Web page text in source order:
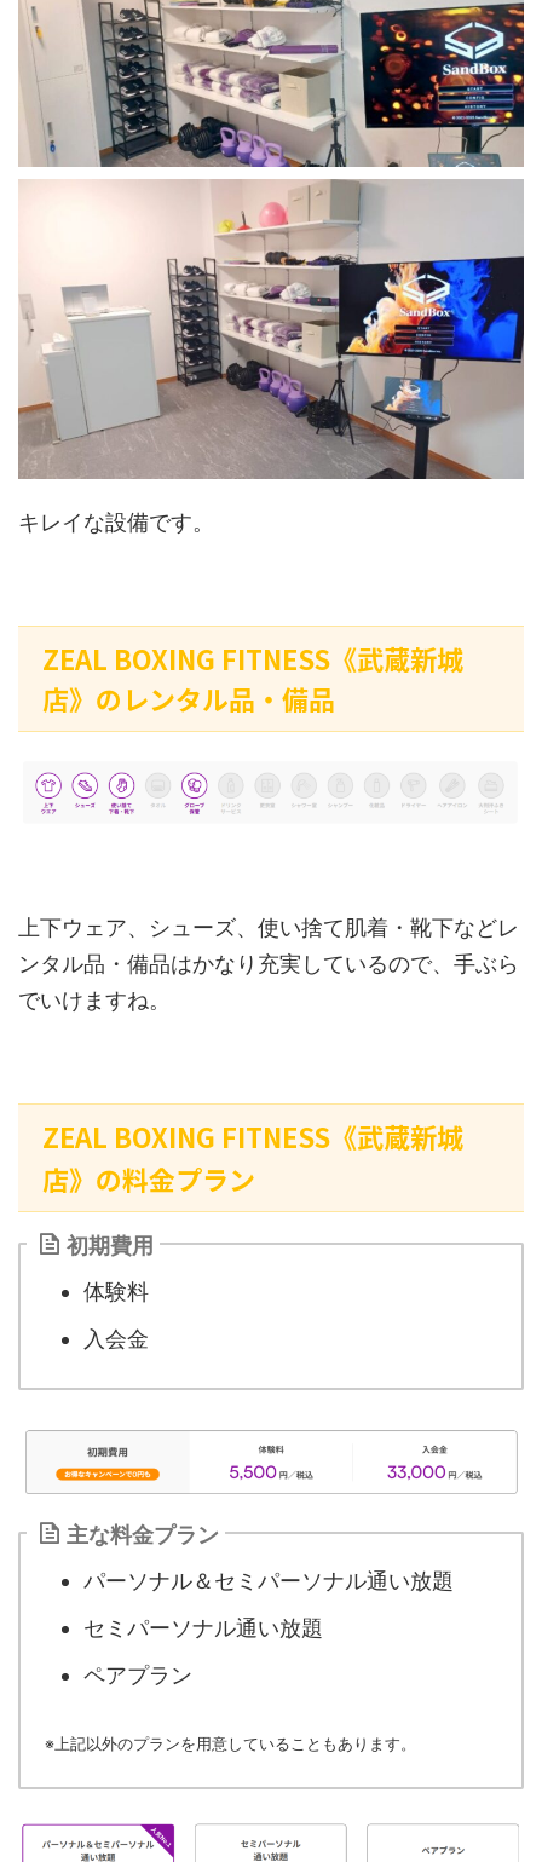
キレイな設備です。
ZEAL BOXING FITNESS《武蔵新城
店》のレンタル品・備品
上下ウェア、シューズ、使い捨て肌着・靴下などレ
ンタル品・備品はかなり充実しているので、手ぶら
でいけますね。
ZEAL BOXING FITNESS《武蔵新城
店》の料金プラン
初期費用
体験料
入会金
主な料金プラン
パーソナル＆セミパーソナル通い放題
セミパーソナル通い放題
ペアプラン
※上記以外のプランを用意していることもあります。